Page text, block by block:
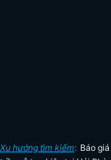
Xu hướng tìm kiếm: Báo